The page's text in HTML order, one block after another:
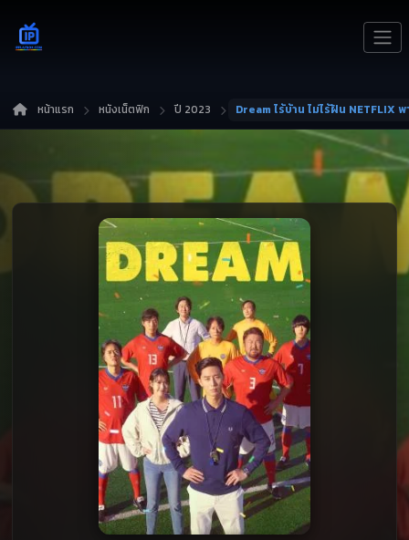
หน้าแรก หนังเน็ตฟิก ปี 2023 Dream ไร้บ้าน ไม่ไร้ฝัน NETFLIX